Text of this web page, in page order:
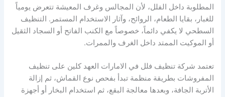
المطلوبة داخل الفلل، لأن المجالس وغرف المعيشة تتعرض يومياً
للغبار، بقايا الطعام، الروائح، وآثار الاستخدام المستمر. التنظيف
السطحي لا يكفي دائماً، خصوصاً مع الكنب الفاتح أو السجاد الثقيل
أو الموكيت الممتد داخل الغرف والممرات.
تعتمد شركة تنظيف فلل في الامارات العهد كلين على تنظيف
المفروشات بطريقة منظمة تبدأ بفحص نوع القماش، ثم إزالة
الأتربة الجافة، وبعدها معالجة البقع، ثم استخدام البخار أو أجهزة